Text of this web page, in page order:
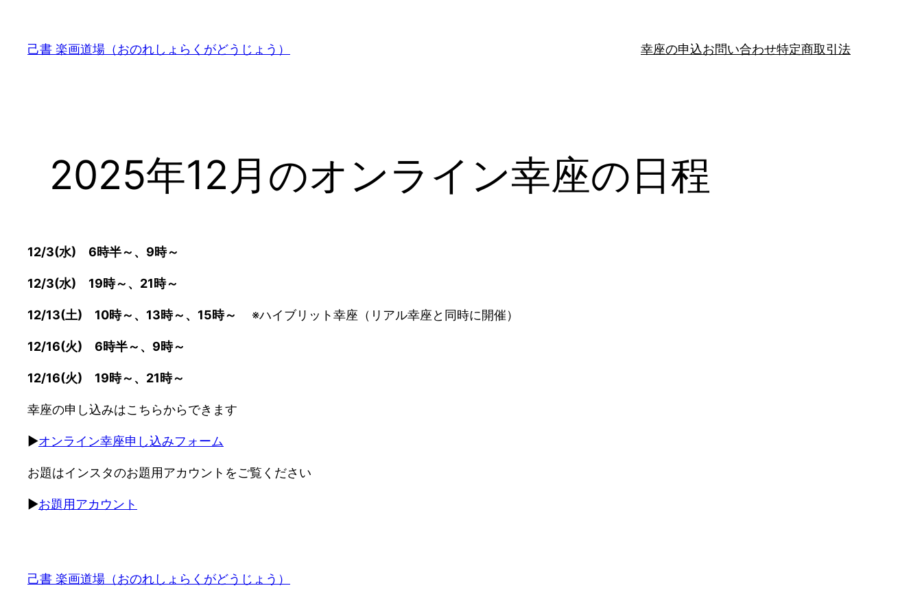
己書 楽画道場（おのれしょらくがどうじょう） 幸座の申込お問い合わせ特定商取引法
2025年12月のオンライン幸座の日程
12/3(水) 6時半～、9時～
12/3(水) 19時～、21時～
12/13(土) 10時～、13時～、15時～ ※ハイブリット幸座（リアル幸座と同時に開催）
12/16(火) 6時半～、9時～
12/16(火) 19時～、21時～
幸座の申し込みはこちらからできます
▶オンライン幸座申し込みフォーム
お題はインスタのお題用アカウントをご覧ください
▶お題用アカウント
己書 楽画道場（おのれしょらくがどうじょう）